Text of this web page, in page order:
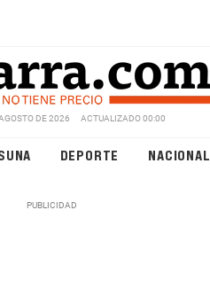
DE 2026 ACTUALIZADO 00:00
DEPORTE NACIONAL